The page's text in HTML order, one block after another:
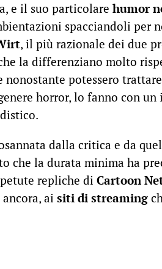
e il suo particolare humor
spacciandoli per
, il più razionale dei due
la differenziano molto
nonostante potessero
horror, lo fanno con
dalla critica e da
che la durata minima ha
repliche di Cartoon
ai siti di streaming